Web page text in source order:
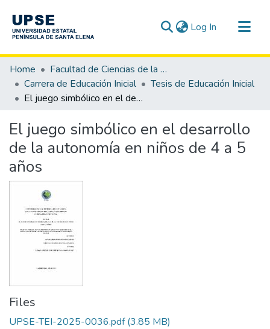
Log In (current)
Communities & Collections
All of DSpace
Statistics
Home
Facultad de Ciencias de la Educación e Idiomas
Carrera de Educación Inicial
Tesis de Educación Inicial
El juego simbólico en el desarrollo de la autonomía en niños de 4 a 5 años
El juego simbólico en el desarrollo
de la autonomía en niños de 4 a 5
años
Files
UPSE-TEI-2025-0036.pdf(3.85 MB)